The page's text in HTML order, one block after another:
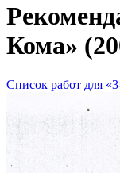
Кома»
Список работ для